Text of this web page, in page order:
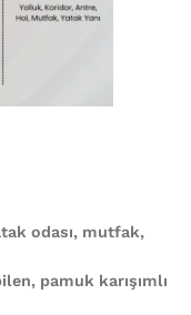
odası, mutfak,
pamuk karışımlı